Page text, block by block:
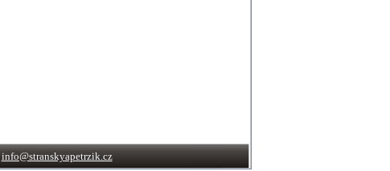
info@stranskyapetrzik.cz